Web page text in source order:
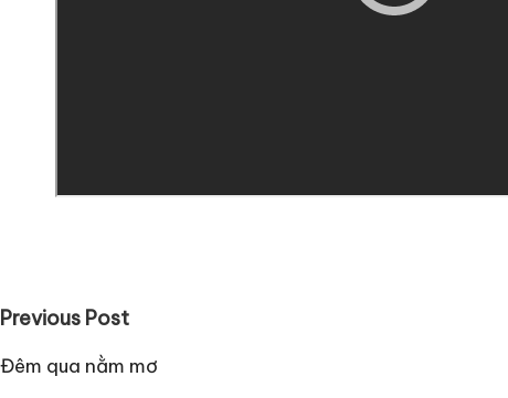
Post
navigation
Previous Post
Đêm qua nằm mơ